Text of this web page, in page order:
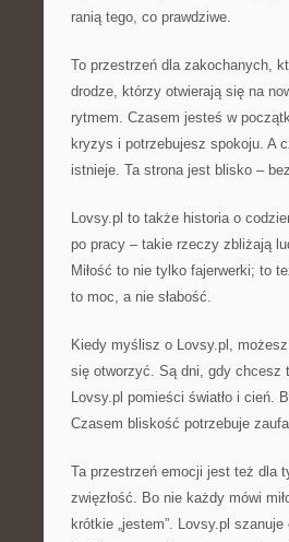
ranią tego, co prawdziwe.
To przestrzeń dla zakochanych,
drodze, którzy otwierają się na
rytmem. Czasem jesteś w
kryzys i potrzebujesz spokoju. A
istnieje. Ta strona jest blisko –
Lovsy.pl to także historia o
po pracy – takie rzeczy zbliżają
Miłość to nie tylko fajerwerki; to
to moc, a nie słabość.
Kiedy myślisz o Lovsy.pl,
się otworzyć. Są dni, gdy
Lovsy.pl pomieści światło i cień.
Czasem bliskość potrzebuje
Ta przestrzeń emocji jest też dla
zwięzłość. Bo nie każdy mówi
krótkie „jestem”. Lovsy.pl